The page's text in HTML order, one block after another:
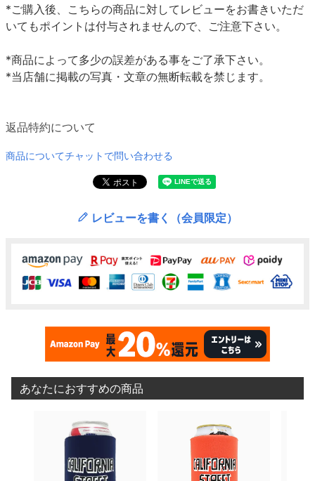
*ご購入後、こちらの商品に対してレビューをお書きいただ
いてもポイントは付与されませんので、ご注意下さい。
*商品によって多少の誤差がある事をご了承下さい。
*当店舗に掲載の写真・文章の無断転載を禁じます。
返品特約について
商品についてチャットで問い合わせる
レビューを書く（会員限定）
あなたにおすすめの商品